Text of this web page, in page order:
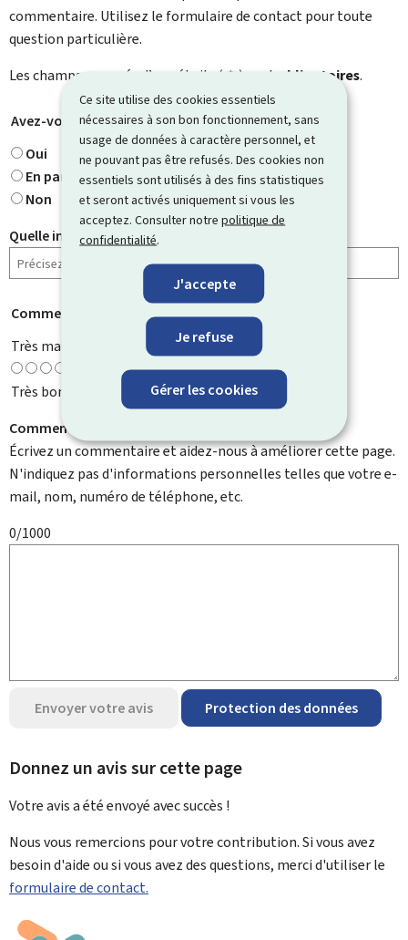
Ce site utilise des cookies essentiels
nécessaires à son bon fonctionnement, sans
usage de données à caractère personnel, et
ne pouvant pas être refusés. Des cookies non
essentiels sont utilisés à des fins statistiques
et seront activés uniquement si vous les
acceptez. Consulter notrepolitique de
confidentialité.
J'accepte
Je refuse
Gérer les cookies
commentaire. Utilisez le formulaire de contact pour toute
question particulière.
Les champs marqués d’une étoile ( * ) sont obligatoires.
Avez-vous trouvé ce que vous cherchiez ? *
Oui
En partie
Non
Quelle information cherchiez-vous ?
Comment évaluez-vous cette page ? *
Très mauvaise
Très bonne
Comment pouvons-nous l'améliorer ?
Écrivez un commentaire et aidez-nous à améliorer cette page.
N'indiquez pas d'informations personnelles telles que votre e-
mail, nom, numéro de téléphone, etc.
0/1000
Envoyer votre avis Protection des données
Donnez un avis sur cette page
Votre avis a été envoyé avecsuccès !
Nous vous remercions pour votre contribution. Si vous avez
besoin d'aide ou si vous avez des questions, merci d'utiliser le
formulaire de contact.